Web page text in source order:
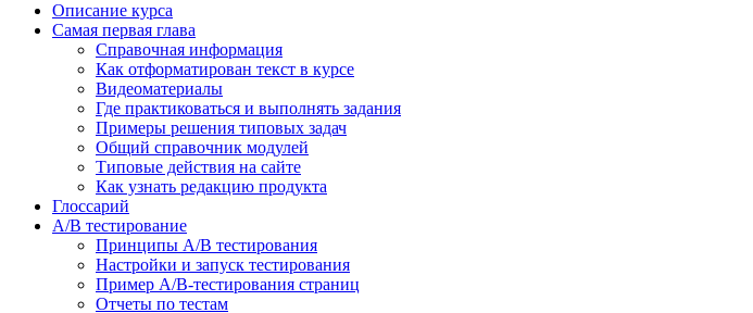
Описание курса
Самая первая глава
Справочная информация
Как отформатирован текст в курсе
Видеоматериалы
Где практиковаться и выполнять задания
Примеры решения типовых задач
Общий справочник модулей
Типовые действия на сайте
Как узнать редакцию продукта
Глоссарий
A/B тестирование
Принципы A/B тестирования
Настройки и запуск тестирования
Пример A/B-тестирования страниц
Отчеты по тестам